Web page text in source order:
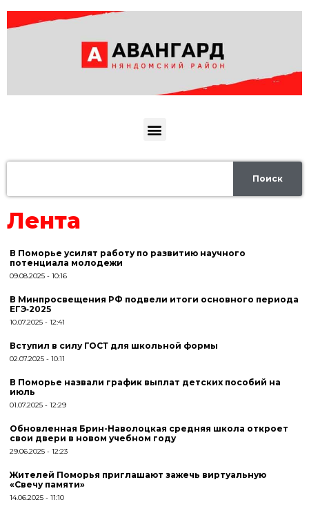
Поиск
Лента
В Поморье усилят работу по развитию научного
потенциала молодежи
09.08.2025 10:16
В Минпросвещения РФ подвели итоги основного периода
ЕГЭ‑2025
10.07.2025 12:41
Вступил в силу ГОСТ для школьной формы
02.07.2025 10:11
В Поморье назвали график выплат детских пособий на
июль
01.07.2025 12:29
Обновленная Брин-Наволоцкая средняя школа откроет
свои двери в новом учебном году
29.06.2025 12:23
Жителей Поморья приглашают зажечь виртуальную
«Свечу памяти»
14.06.2025 11:10